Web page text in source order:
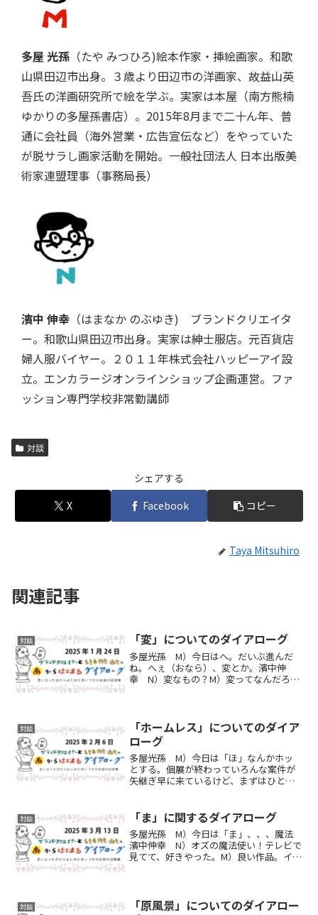
多屋 光孫 （たや みつひろ)絵本作家・挿絵画家。和歌
山県田辺市出身。３歳より田辺市の洋画家、故益山英
吾氏の洋画研究所で絵を学ぶ。実家は本屋（南方熊楠
ゆかりの多屋孫書店）。2015年8月まで二十ん年、普
通に会社員（海外営業・広告宣伝など）をやっていた
が脱サラし画家活動を開始。一般社団法人 日本出版美
術家連盟理事（事務局長）
濱中 伸幸 （はまなか のぶゆき) ブランドクリエイタ
ー。和歌山県田辺市出身。実家は紳士服店。元百貨店
婦人服バイヤー。２０１１年株式会社ハッピーアイ設
立。エンカラージオンラインショップ企画運営。ファ
ッション専門学校非常勤講師
対談
シェアする
X
Facebook コピー
Taya Mitsuhiro
関連記事
対談 「変」についてのダイアローグ
多屋光孫 M）今日はへ。だいぶ進んだ
ね。へぇ（おなら）、変とか。濱中伸
幸 N）変なもの？M）変ってなんだろ
かっこいい。変プラス綺麗と...
対談
「ホームレス」についてのダイア
ローグ
多屋光孫 M）今日は「ほ」なんかホッ
とする。個展が終わっていろんな案件が
矢継ぎ早に来ているけど、まずはひと段
ったね。M）よかった。でもホッとする
のも束の間、色々やらな...
対談 「ま」に関するダイアローグ
多屋光孫 M）今日は「ま」、、、魔法
濱中伸幸 N）オズの魔法使い！テレビで
見てて、好きやった。M）良い作品。イン
造形も良かった。N...
対談
「原風景」についてのダイアロー